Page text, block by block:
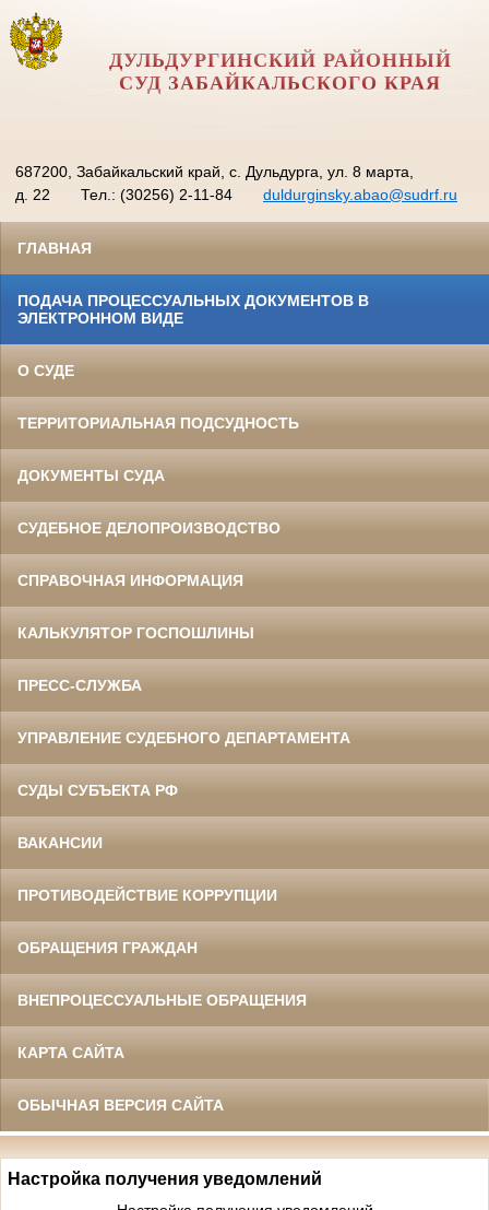
ДУЛЬДУРГИНСКИЙ РАЙОННЫЙ
СУД ЗАБАЙКАЛЬСКОГО КРАЯ
687200, Забайкальский край, с. Дульдурга, ул. 8 марта,
д. 22
Тел.: (30256) 2-11-84 duldurginsky.abao@sudrf.ru
ГЛАВНАЯ
ПОДАЧА ПРОЦЕССУАЛЬНЫХ ДОКУМЕНТОВ В
ЭЛЕКТРОННОМ ВИДЕ
О СУДЕ
ТЕРРИТОРИАЛЬНАЯ ПОДСУДНОСТЬ
ДОКУМЕНТЫ СУДА
СУДЕБНОЕ ДЕЛОПРОИЗВОДСТВО
СПРАВОЧНАЯ ИНФОРМАЦИЯ
КАЛЬКУЛЯТОР ГОСПОШЛИНЫ
ПРЕСС-СЛУЖБА
УПРАВЛЕНИЕ СУДЕБНОГО ДЕПАРТАМЕНТА
СУДЫ СУБЪЕКТА РФ
ВАКАНСИИ
ПРОТИВОДЕЙСТВИЕ КОРРУПЦИИ
ОБРАЩЕНИЯ ГРАЖДАН
ВНЕПРОЦЕССУАЛЬНЫЕ ОБРАЩЕНИЯ
КАРТА САЙТА
ОБЫЧНАЯ ВЕРСИЯ САЙТА
Настройка получения уведомлений